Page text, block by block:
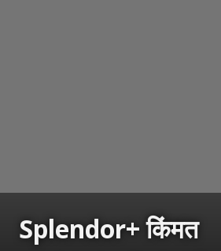
Splendor+ किंमत